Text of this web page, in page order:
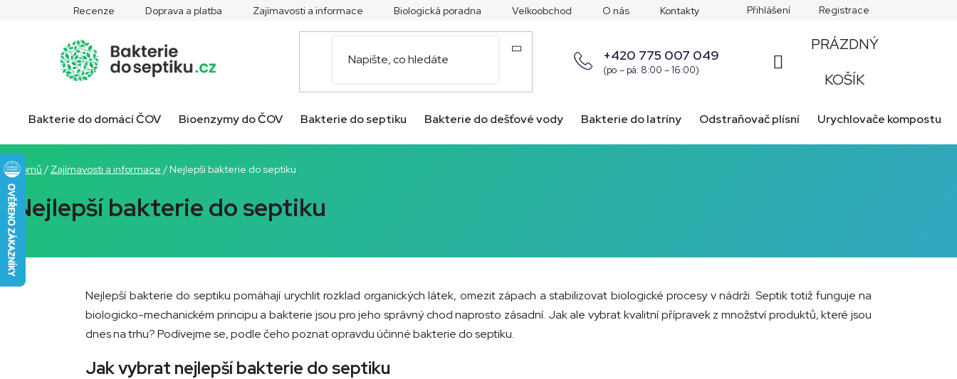
Recenze Doprava a platba Zajímavosti a informace Biologická poradna Velkoobchod O nás Kontakty Přihlášení Registrace
+420 775 007 049
(po – pá: 8:00 – 16:00)
NÁKUPNÍ
KOŠÍK
PRÁZDNÝ
KOŠÍK
Bakterie do domácí ČOV Bioenzymy do ČOV Bakterie do septiku Bakterie do dešťové vody Bakterie do latríny Odstraňovač plísní Urychlovače kompostu
Domů / Zajímavosti a informace / Nejlepší bakterie do septiku
Nejlepší bakterie do septiku
Nejlepší bakterie do septiku pomáhají urychlit rozklad organických látek, omezit zápach a stabilizovat biologické procesy v nádrži. Septik totiž funguje na
biologicko-mechanickém principu a bakterie jsou pro jeho správný chod naprosto zásadní. Jak ale vybrat kvalitní přípravek z množství produktů, které jsou
dnes na trhu? Podívejme se, podle čeho poznat opravdu účinné bakterie do septiku.
Jak vybrat nejlepší bakterie do septiku